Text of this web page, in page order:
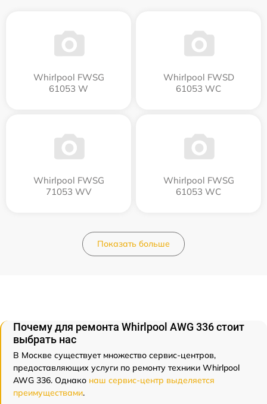
Whirlpool FWSG
61053 W
Whirlpool FWSD
61053 WC
Whirlpool FWSG
71053 WV
Whirlpool FWSG
61053 WC
Показать больше
Почему для ремонта Whirlpool AWG 336 стоит
выбрать нас
В Москве существует множество сервис-центров,
предоставляющих услуги по ремонту техники Whirlpool
AWG 336. Однако наш сервис-центр выделяется
преимуществами.